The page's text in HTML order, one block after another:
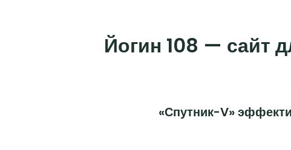
Йогин 108 — сайт
«Спутник-V»